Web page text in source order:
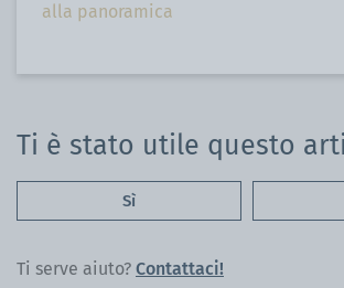
Facebook
alla panoramica
Ti è stato utile questo
Sì
Ti serve aiuto? Contattaci!